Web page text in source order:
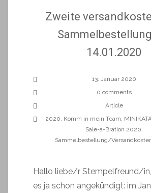
Zweite
14.01.2020
13. Januar 2020
0 comments
Article
2020 Komm in mein Team
Sale-a-Bration 2020
Sammelbestellung/
Hallo liebe/r Stempelfreund/
es ja schon angekündigt: im